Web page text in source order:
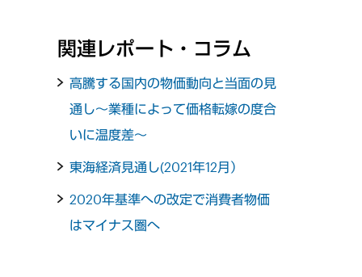
関連レポート・コラム
高騰する国内の物価動向と当面の見
通し～業種によって価格転嫁の度合
いに温度差～
東海経済見通し(2021年12月）
2020年基準への改定で消費者物価
はマイナス圏へ